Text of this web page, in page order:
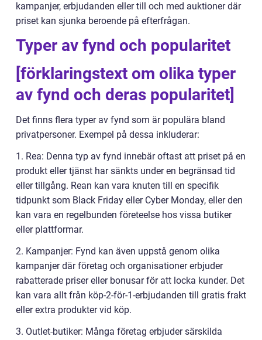
kampanjer, erbjudanden eller till och med auktioner där
priset kan sjunka beroende på efterfrågan.
Typer av fynd och popularitet
[förklaringstext om olika typer
av fynd och deras popularitet]
Det finns flera typer av fynd som är populära bland
privatpersoner. Exempel på dessa inkluderar:
1. Rea: Denna typ av fynd innebär oftast att priset på en
produkt eller tjänst har sänkts under en begränsad tid
eller tillgång. Rean kan vara knuten till en specifik
tidpunkt som Black Friday eller Cyber Monday, eller den
kan vara en regelbunden företeelse hos vissa butiker
eller plattformar.
2. Kampanjer: Fynd kan även uppstå genom olika
kampanjer där företag och organisationer erbjuder
rabatterade priser eller bonusar för att locka kunder. Det
kan vara allt från köp-2-för-1-erbjudanden till gratis frakt
eller extra produkter vid köp.
3. Outlet-butiker: Många företag erbjuder särskilda